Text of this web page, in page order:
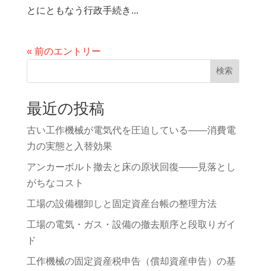
とにともなう行政手続き...
« 前のエントリー
検索
最近の投稿
古い工作機械が電気代を圧迫している——消費電
力の実態と入替効果
アンカーボルト撤去と床の原状回復——見落とし
がちなコスト
工場の設備棚卸しと固定資産台帳の整理方法
工場の電気・ガス・設備の撤去順序と段取りガイ
ド
工作機械の固定資産税申告（償却資産申告）の基